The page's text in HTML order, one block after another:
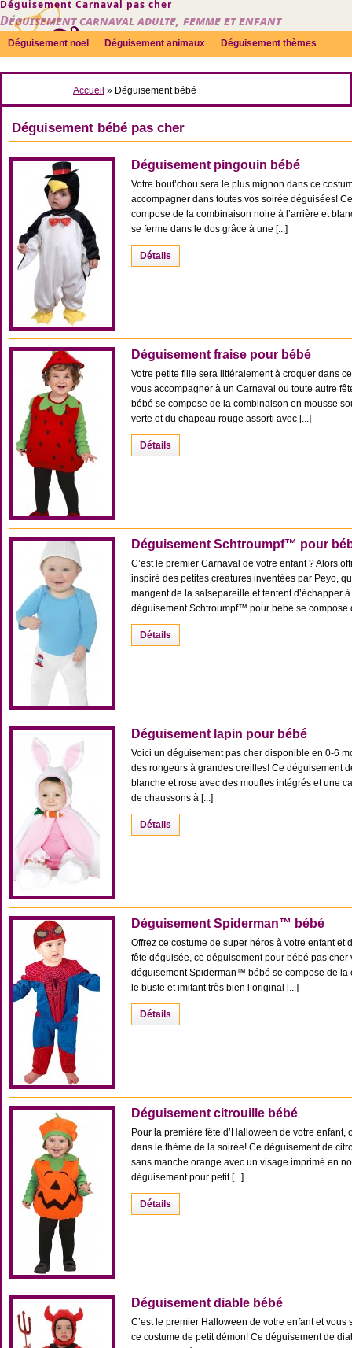
Déguisement Carnaval pas cher
Déguisement carnaval adulte, femme et enfant
Déguisement noel Déguisement animaux Déguisement thèmes
Sexy Déguisement couple Déguisements par genre Idées
Accueil » Déguisement bébé
Déguisement bébé pas cher
Déguisement pingouin bébé
Votre bout’chou sera le plus mignon dans ce
accompagner dans toutes vos soirée déguisées!
compose de la combinaison noire à l’arrière et
se ferme dans le dos grâce à une [...]
Détails
Déguisement fraise pour bébé
Votre petite fille sera littéralement à croquer dans
vous accompagner à un Carnaval ou toute autre
bébé se compose de la combinaison en mousse
verte et du chapeau rouge assorti avec [...]
Détails
Déguisement Schtroumpf™ pour
C’est le premier Carnaval de votre enfant ? Alors
inspiré des petites créatures inventées par Peyo,
mangent de la salsepareille et tentent d’échapper
déguisement Schtroumpf™ pour bébé se compose
Détails
Déguisement lapin pour bébé
Voici un déguisement pas cher disponible en 0-6
des rongeurs à grandes oreilles! Ce déguisement
blanche et rose avec des moufles intégrés et une
de chaussons à [...]
Détails
Déguisement Spiderman™ bébé
Offrez ce costume de super héros à votre enfant
fête déguisée, ce déguisement pour bébé pas
déguisement Spiderman™ bébé se compose de la
le buste et imitant très bien l’original [...]
Détails
Déguisement citrouille bébé
Pour la première fête d’Halloween de votre
dans le thème de la soirée! Ce déguisement de
sans manche orange avec un visage imprimé en
déguisement pour petit [...]
Détails
Déguisement diable bébé
C’est le premier Halloween de votre enfant et
ce costume de petit démon! Ce déguisement de